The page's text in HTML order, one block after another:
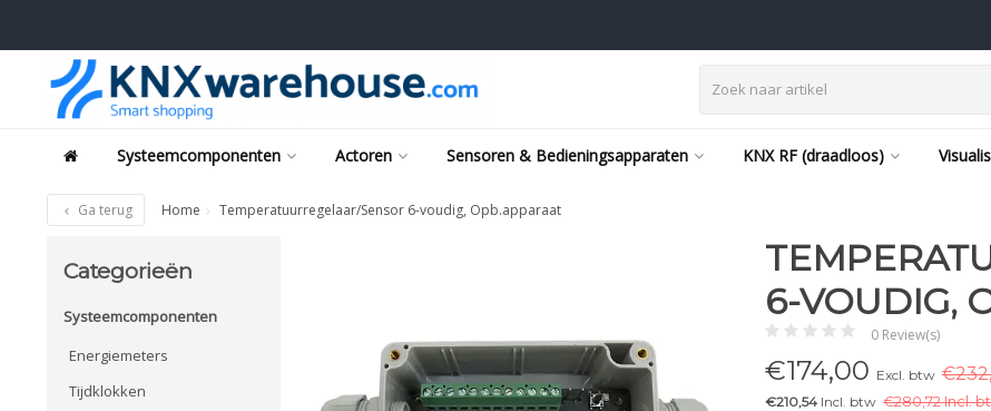
Systeemcomponenten Actoren Sensoren & Bedieningsapparaten KNX RF (draadloos)
Ga terug Home Temperatuurregelaar/Sensor 6-voudig, Opb.apparaat
Categorieën
Systeemcomponenten
Energiemeters
Tijdklokken
6-VOUDIG,
0 Review(s)
€174,00 Excl. btw
€210,54 Incl. btw €280,72 Incl.